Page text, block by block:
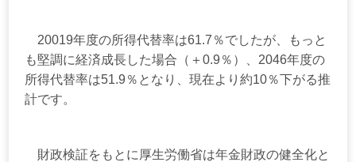
20019年度の所得代替率は61.7％でしたが、もっと
も堅調に経済成長した場合（＋0.9％）、2046年度の
所得代替率は51.9％となり、現在より約10％下がる推
計です。
財政検証をもとに厚生労働省は年金財政の健全化と